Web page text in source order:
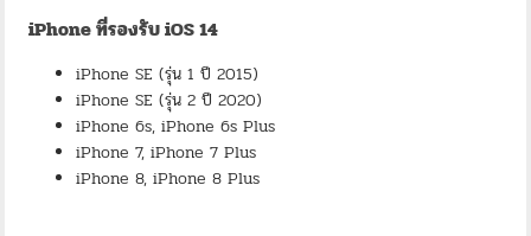
iPhone ที่รองรับ iOS 14
iPhone SE (รุ่น 1 ปี 2015)
iPhone SE (รุ่น 2 ปี 2020)
iPhone 6s, iPhone 6s Plus
iPhone 7, iPhone 7 Plus
iPhone 8, iPhone 8 Plus